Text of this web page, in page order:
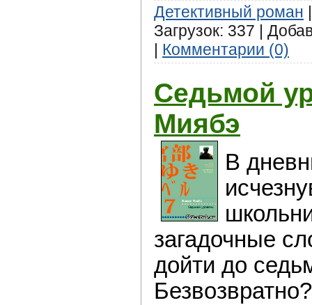
Детективный роман
Загрузок: 337 |
| Комментарии (0)
Седьмой
Миябэ
В
загадочные
дойти до